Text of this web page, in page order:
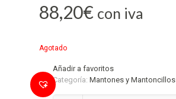
88,20€ con iva
Agotado
Añadir a favoritos
Categoría: Mantones y Mantoncillos